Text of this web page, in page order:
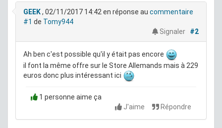
GEEK, 02/11/2017 14:42 en réponse au commentaire
#1 de Tomy944
Signaler
#2
Ah ben c'est possible qu'il y était pas encore
il font la même offre sur le Store Allemands mais à 229
euros donc plus intéressant ici
1 personne aime ça
J'aime
Répondre